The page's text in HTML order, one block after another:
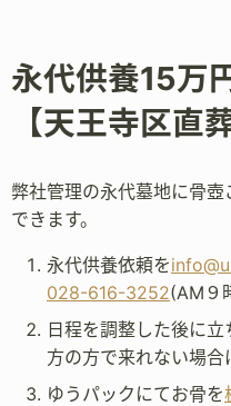
永代供養15万
【天王寺区直葬
弊社管理の永代墓地に骨
できます。
永代供養依頼を
028-616-3252(AM９
日程を調整した後に
方の方で来れない場合
ゆうパックにてお骨を